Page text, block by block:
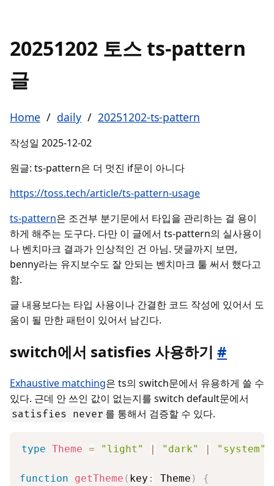
20251202 토스 ts-pattern
글
Home / daily / 20251202-ts-pattern
작성일 2025-12-02
원글: ts-pattern은 더 멋진 if문이 아니다
https://toss.tech/article/ts-pattern-usage
ts-pattern은 조건부 분기문에서 타입을 관리하는 걸 용이
하게 해주는 도구다. 다만 이 글에서 ts-pattern의 실사용이
나 벤치마크 결과가 인상적인 건 아님. 댓글까지 보면,
benny라는 유지보수도 잘 안되는 벤치마크 툴 써서 했다고
함.
글 내용보다는 타입 사용이나 간결한 코드 작성에 있어서 도
움이 될 만한 패턴이 있어서 남긴다.
switch에서 satisfies 사용하기 #
Exhaustive matching은 ts의 switch문에서 유용하게 쓸 수
있다. 근데 안 쓰인 값이 없는지를 switch default문에서
satisfies never 를 통해서 검증할 수 있다.
type Theme = "light" | "dark" | "system"
function getTheme ( key : Theme )
{